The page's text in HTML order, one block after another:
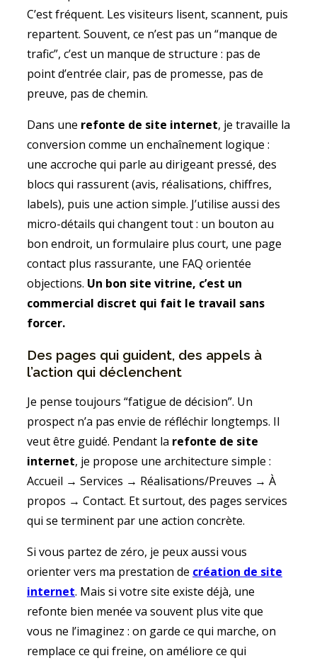
C’est fréquent. Les visiteurs lisent, scannent, puis
repartent. Souvent, ce n’est pas un “manque de
trafic”, c’est un manque de structure : pas de
point d’entrée clair, pas de promesse, pas de
preuve, pas de chemin.
Dans une refonte de site internet, je travaille la
conversion comme un enchaînement logique :
une accroche qui parle au dirigeant pressé, des
blocs qui rassurent (avis, réalisations, chiffres,
labels), puis une action simple. J’utilise aussi des
micro-détails qui changent tout : un bouton au
bon endroit, un formulaire plus court, une page
contact plus rassurante, une FAQ orientée
objections. Un bon site vitrine, c’est un
commercial discret qui fait le travail sans
forcer.
Des pages qui guident, des appels à
l’action qui déclenchent
Je pense toujours “fatigue de décision”. Un
prospect n’a pas envie de réfléchir longtemps. Il
veut être guidé. Pendant la refonte de site
internet, je propose une architecture simple :
Accueil → Services → Réalisations/Preuves → À
propos → Contact. Et surtout, des pages services
qui se terminent par une action concrète.
Si vous partez de zéro, je peux aussi vous
orienter vers ma prestation de création de site
internet. Mais si votre site existe déjà, une
refonte bien menée va souvent plus vite que
vous ne l’imaginez : on garde ce qui marche, on
remplace ce qui freine, on améliore ce qui